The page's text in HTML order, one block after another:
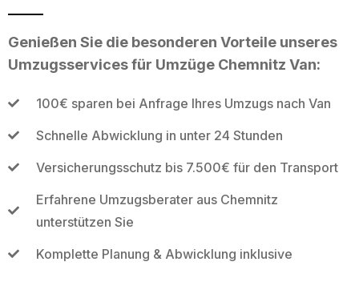
Genießen Sie die besonderen Vorteile unseres
Umzugsservices für Umzüge Chemnitz Van:
100€ sparen bei Anfrage Ihres Umzugs nach Van
Schnelle Abwicklung in unter 24 Stunden
Versicherungsschutz bis 7.500€ für den Transport
Erfahrene Umzugsberater aus Chemnitz
unterstützen Sie
Komplette Planung & Abwicklung inklusive